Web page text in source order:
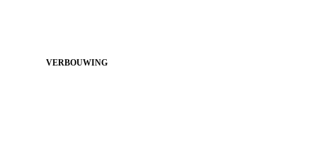
VERBOUWING